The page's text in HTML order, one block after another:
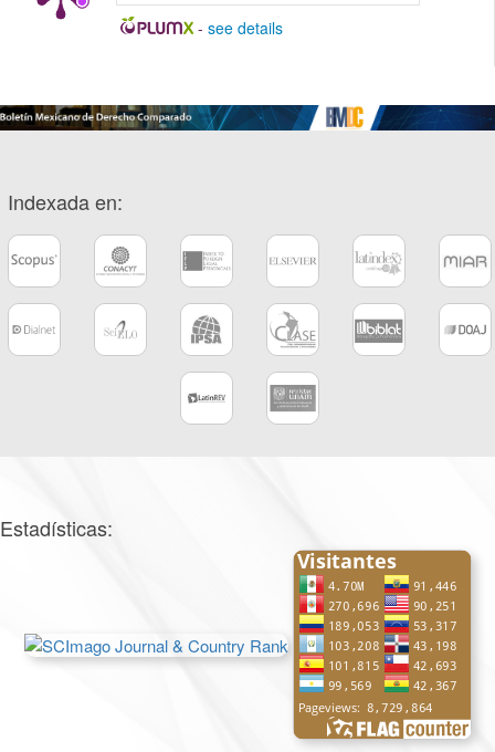
- see details
Indexada en:
Estadísticas: